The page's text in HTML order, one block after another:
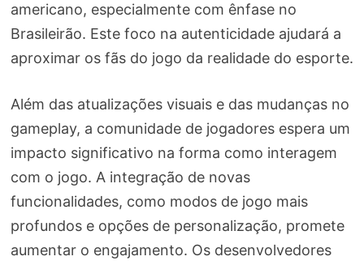
americano, especialmente com ênfase no
Brasileirão. Este foco na autenticidade ajudará a
aproximar os fãs do jogo da realidade do esporte.
Além das atualizações visuais e das mudanças no
gameplay, a comunidade de jogadores espera um
impacto significativo na forma como interagem
com o jogo. A integração de novas
funcionalidades, como modos de jogo mais
profundos e opções de personalização, promete
aumentar o engajamento. Os desenvolvedores